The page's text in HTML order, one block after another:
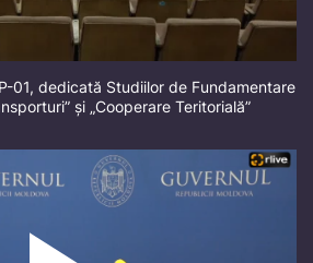
01, dedicată Studiilor de Fundamentare
și „Cooperare Teritorială”